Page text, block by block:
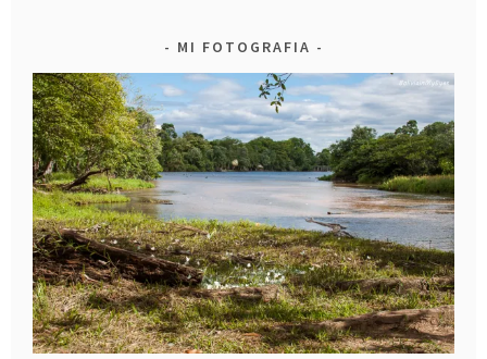
MI FOTOGRAFIA